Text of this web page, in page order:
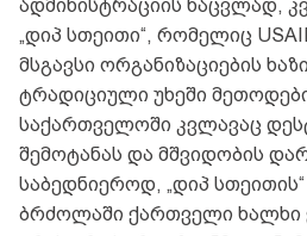
ადმინისტრაციის ნაცვლად,
„დიპ სთეითი“, რომელიც
მსგავსი ორგანიზაციების
ტრადიციული უხეში
საქართველოში კვლავაც
შემოტანას და მშვიდობის
საბედნიეროდ, „დიპ
ბრძოლაში ქართველი